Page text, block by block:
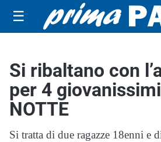
☰
Si ribaltano con
per 4 giovanissimi
NOTTE
Si tratta di due ragazze 18enni e